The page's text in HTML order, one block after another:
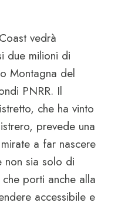
vedrà
due milioni di
Montagna del
PNRR. Il
che ha vinto
prevede una
a far nascere
non sia solo di
porti anche alla
accessibile e